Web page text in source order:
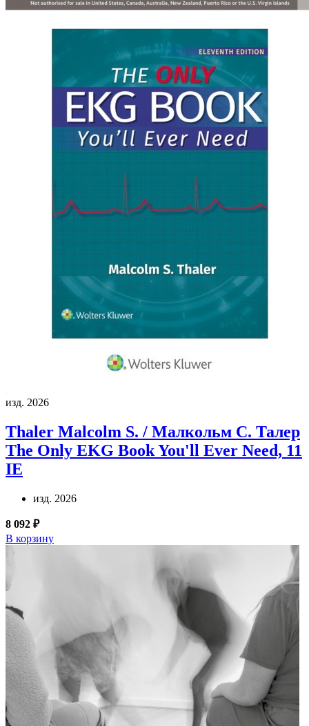
изд. 2026
Thaler Malcolm S. / Малкольм С. Талер
The Only EKG Book You'll Ever Need, 11
IE
изд. 2026
8 092 ₽
В корзину